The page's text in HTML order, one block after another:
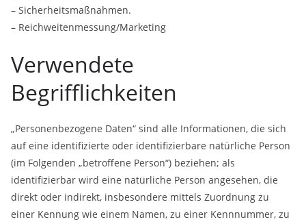
– Sicherheitsmaßnahmen.
– Reichweitenmessung/Marketing
Verwendete
Begrifflichkeiten
„Personenbezogene Daten“ sind alle Informationen, die sich
auf eine identifizierte oder identifizierbare natürliche Person
(im Folgenden „betroffene Person“) beziehen; als
identifizierbar wird eine natürliche Person angesehen, die
direkt oder indirekt, insbesondere mittels Zuordnung zu
einer Kennung wie einem Namen, zu einer Kennnummer, zu